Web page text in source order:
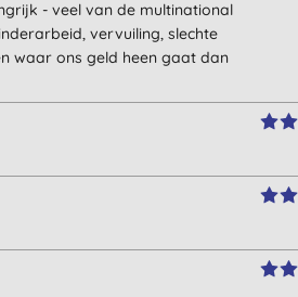
- veel van de multinational
vervuiling, slechte
waar ons geld heen gaat dan